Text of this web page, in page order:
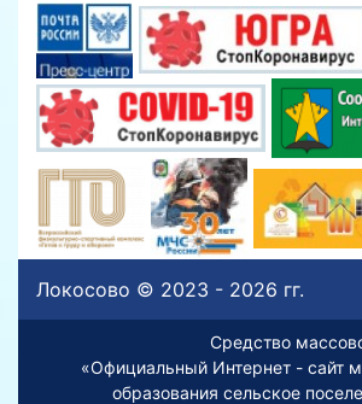
Локосово © 2023 - 2026 гг.
Средство
«Официальный Интернет - сайт
образования сельское